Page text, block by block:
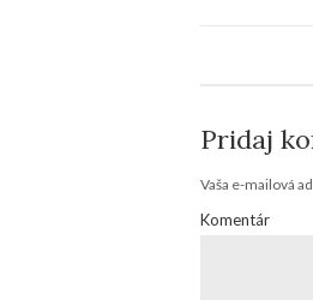
Pridaj
Vaša e-mailová
Komentár